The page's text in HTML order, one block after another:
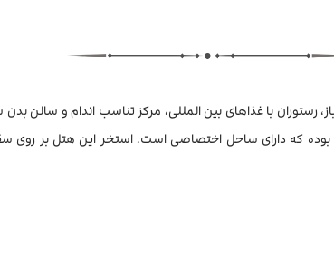
با غذاهای بین المللی، مرکز تناسب اندام و سالن بدن
که دارای ساحل اختصاصی است. استخر این هتل بر روی